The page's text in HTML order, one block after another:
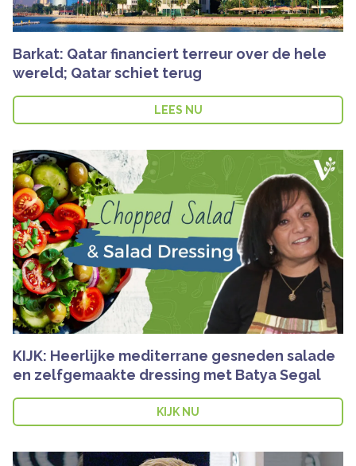
Barkat: Qatar financiert terreur over de hele
wereld; Qatar schiet terug
LEES NU
KIJK: Heerlijke mediterrane gesneden salade
en zelfgemaakte dressing met Batya Segal
KIJK NU